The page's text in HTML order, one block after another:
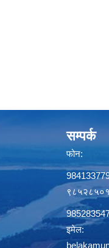
सम्पर्क
फोन:
इमेल: